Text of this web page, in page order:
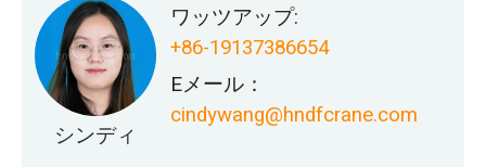
シンディ
ワッツアップ:
+86-19137386654
Eメール：
cindywang@hndfcrane.com